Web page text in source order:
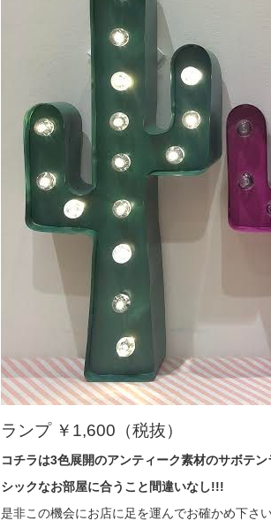
ランプ ￥1,600（税抜）
コチラは3色展開のアンティーク素材のサボテン
シックなお部屋に合うこと間違いなし!!!
是非この機会にお店に足を運んでお確かめ下さ